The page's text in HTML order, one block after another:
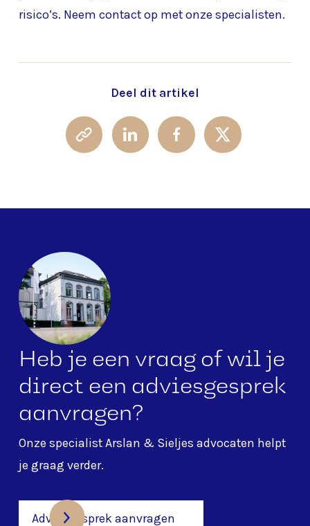
risico’s. Neem contact op met onze specialisten.
Deel dit artikel
Heb je een vraag of wil je
direct een adviesgesprek
aanvragen?
Onze specialist Arslan & Sieljes advocaten helpt
je graag verder.
Adviesgesprek aanvragen